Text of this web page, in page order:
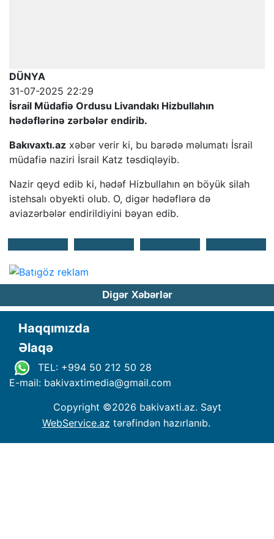
DÜNYA
31-07-2025 22:29
İsrail Müdafiə Ordusu Livandakı Hizbullahın
hədəflərinə zərbələr endirib.
Bakıvaxtı.az xəbər verir ki, bu barədə məlumatı İsrail
müdafiə naziri İsrail Katz təsdiqləyib.
Nazir qeyd edib ki, hədəf Hizbullahın ən böyük silah
istehsalı obyekti olub. O, digər hədəflərə də
aviazərbələr endirildiyini bəyan edib.
Digər Xəbərlər
Haqqımızda
Əlaqə
TEL: +994 50 212 50 28
E-mail: bakivaxtimedia@gmail.com
Copyright ©2026 bakivaxti.az. Sayt
WebService.az tərəfindən hazırlanıb.